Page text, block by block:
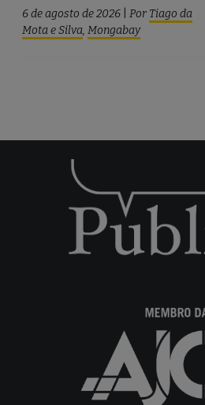
6 de agosto de 2026 Por Tiago da
Mota e Silva, Mongabay